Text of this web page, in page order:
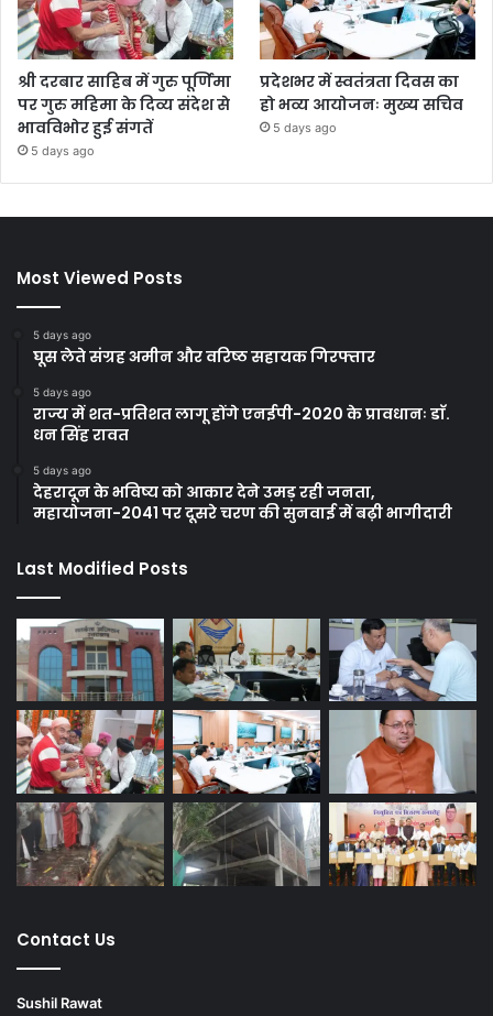
श्री दरबार साहिब में गुरु पूर्णिमा
पर गुरु महिमा के दिव्य संदेश से
भावविभोर हुई संगतें
5 days ago
प्रदेशभर में स्वतंत्रता दिवस का
हो भव्य आयोजनः मुख्य सचिव
5 days ago
Most Viewed Posts
5 days ago
घूस लेते संग्रह अमीन और वरिष्ठ सहायक गिरफ्तार
5 days ago
राज्य में शत-प्रतिशत लागू होंगे एनईपी-2020 के प्रावधानः डाॅ.
धन सिंह रावत
5 days ago
देहरादून के भविष्य को आकार देने उमड़ रही जनता,
महायोजना-2041 पर दूसरे चरण की सुनवाई में बढ़ी भागीदारी
Last Modified Posts
Contact Us
Sushil Rawat